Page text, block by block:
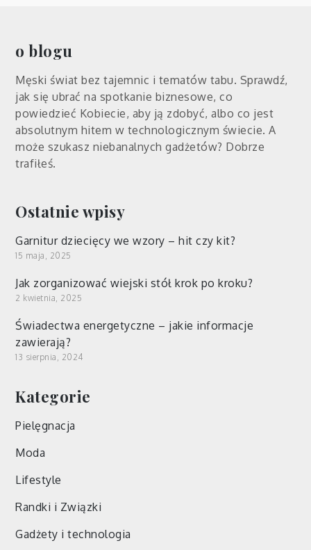
o blogu
Męski świat bez tajemnic i tematów tabu. Sprawdź,
jak się ubrać na spotkanie biznesowe, co
powiedzieć Kobiecie, aby ją zdobyć, albo co jest
absolutnym hitem w technologicznym świecie. A
może szukasz niebanalnych gadżetów? Dobrze
trafiłeś.
Ostatnie wpisy
Garnitur dziecięcy we wzory – hit czy kit?
15 maja, 2025
Jak zorganizować wiejski stół krok po kroku?
2 kwietnia, 2025
Świadectwa energetyczne – jakie informacje
zawierają?
13 sierpnia, 2024
Kategorie
Pielęgnacja
Moda
Lifestyle
Randki i Związki
Gadżety i technologia